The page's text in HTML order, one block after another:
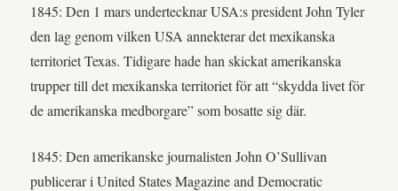
1845: Den 1 mars undertecknar USA:s president John Tyler
den lag genom vilken USA annekterar det mexikanska
territoriet Texas. Tidigare hade han skickat amerikanska
trupper till det mexikanska territoriet för att “skydda livet för
de amerikanska medborgare” som bosatte sig där.
1845: Den amerikanske journalisten John O’Sullivan
publicerar i United States Magazine and Democratic